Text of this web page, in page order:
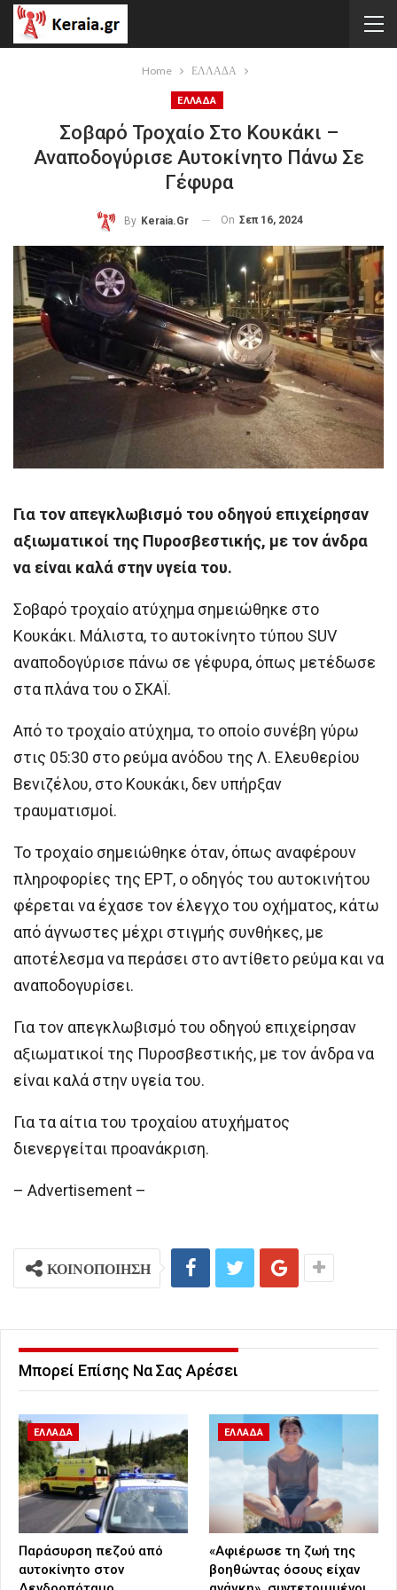
Home ΕΛΛΑΔΑ
ΕΛΛΑΔΑ
Σοβαρό Τροχαίο Στο Κουκάκι –
Αναποδογύρισε Αυτοκίνητο Πάνω Σε
Γέφυρα
By Keraia.gr On Σεπ 16, 2024
Για τον απεγκλωβισμό του οδηγού επιχείρησαν
αξιωματικοί της Πυροσβεστικής, με τον άνδρα
να είναι καλά στην υγεία του.
Σοβαρό τροχαίο ατύχημα σημειώθηκε στο
Κουκάκι. Μάλιστα, το αυτοκίνητο τύπου SUV
αναποδογύρισε πάνω σε γέφυρα, όπως μετέδωσε
στα πλάνα του ο ΣΚΑΪ.
Από το τροχαίο ατύχημα, το οποίο συνέβη γύρω
στις 05:30 στο ρεύμα ανόδου της Λ. Ελευθερίου
Βενιζέλου, στο Κουκάκι, δεν υπήρξαν
τραυματισμοί.
Το τροχαίο σημειώθηκε όταν, όπως αναφέρουν
πληροφορίες της ΕΡΤ, ο οδηγός του αυτοκινήτου
φέρεται να έχασε τον έλεγχο του οχήματος, κάτω
από άγνωστες μέχρι στιγμής συνθήκες, με
αποτέλεσμα να περάσει στο αντίθετο ρεύμα και να
αναποδογυρίσει.
Για τον απεγκλωβισμό του οδηγού επιχείρησαν
αξιωματικοί της Πυροσβεστικής, με τον άνδρα να
είναι καλά στην υγεία του.
Για τα αίτια του τροχαίου ατυχήματος
διενεργείται προανάκριση.
– Advertisement –
ΚΟΙΝΟΠΟΙΗΣΗ
Μπορεί Επίσης Να Σας Αρέσει
ΕΛΛΑΔΑ
Παράσυρση πεζού από
αυτοκίνητο στον
ΕΛΛΑΔΑ
«Αφιέρωσε τη ζωή της
βοηθώντας όσους είχαν